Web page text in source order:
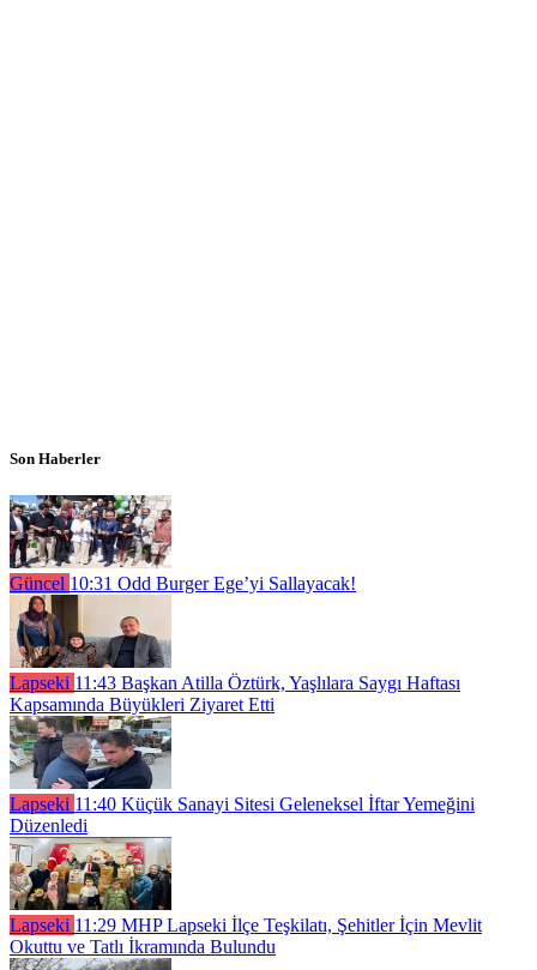
Son Haberler
Güncel 10:31 Odd Burger Ege’yi Sallayacak!
Lapseki 11:43 Başkan Atilla Öztürk, Yaşlılara Saygı Haftası
Kapsamında Büyükleri Ziyaret Etti
Lapseki 11:40 Küçük Sanayi Sitesi Geleneksel İftar Yemeğini
Düzenledi
Lapseki 11:29 MHP Lapseki İlçe Teşkilatı, Şehitler İçin Mevlit
Okuttu ve Tatlı İkramında Bulundu